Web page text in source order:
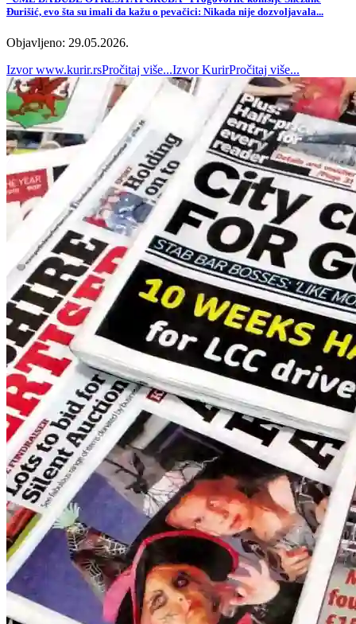
Đurišić, evo šta su imali da kažu o pevačici: Nikada nije dozvoljavala...
Objavljeno: 29.05.2026.
Izvorwww.kurir.rsPročitaj više...IzvorKurirPročitaj više...